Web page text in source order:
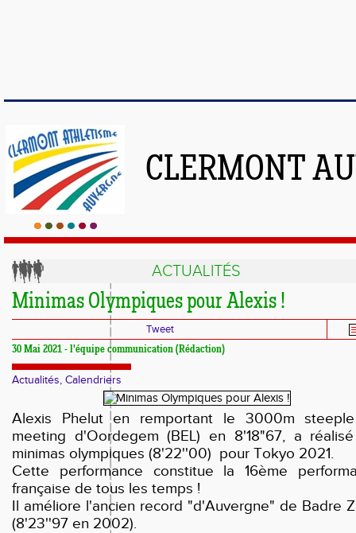
CLERMONT
ACTUALITÉS
Minimas Olympiques pour Alexis !
Tweet
30 Mai 2021 - l'équipe communication (Rédaction)
Actualités, Calendriers
Alexis Phelut en remportant le 3000m
meeting d'Oordegem (BEL) en 8'18"67, a
minimas olympiques (8'22''00) pour Tokyo 2021.
Cette performance constitue la 16ème
française de tous les temps !
Il améliore l'ancien record "d'Auvergne" de Badre
(8'23''97 en 2002).